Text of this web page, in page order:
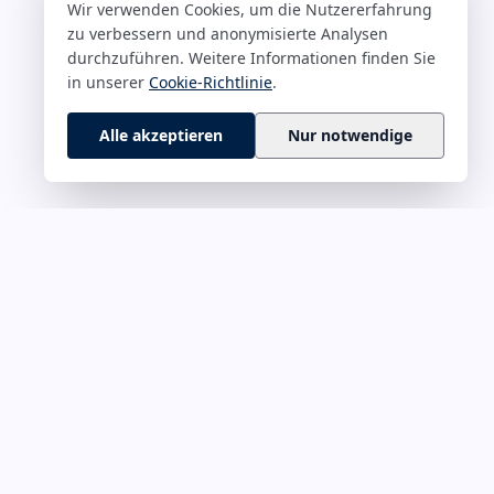
Wir verwenden Cookies, um die Nutzererfahrung
zu verbessern und anonymisierte Analysen
durchzuführen. Weitere Informationen finden Sie
in unserer Cookie-Richtlinie.
Alle akzeptieren Nur notwendige